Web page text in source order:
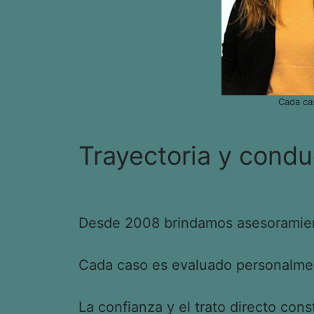
Cada
Trayectoria y
Desde 2008 brindamos
Cada caso es evaluado
La confianza y el trato directo